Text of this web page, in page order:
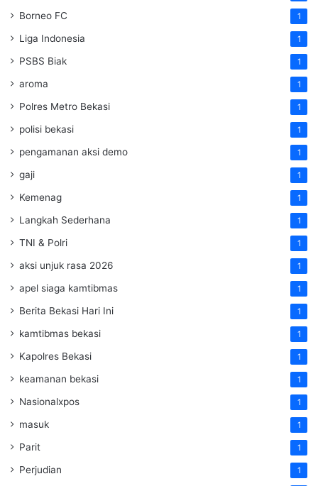
Borneo FC 1
Liga Indonesia 1
PSBS Biak 1
aroma 1
Polres Metro Bekasi 1
polisi bekasi 1
pengamanan aksi demo 1
gaji 1
Kemenag 1
Langkah Sederhana 1
TNI & Polri 1
aksi unjuk rasa 2026 1
apel siaga kamtibmas 1
Berita Bekasi Hari Ini 1
kamtibmas bekasi 1
Kapolres Bekasi 1
keamanan bekasi 1
Nasionalxpos 1
masuk 1
Parit 1
Perjudian 1